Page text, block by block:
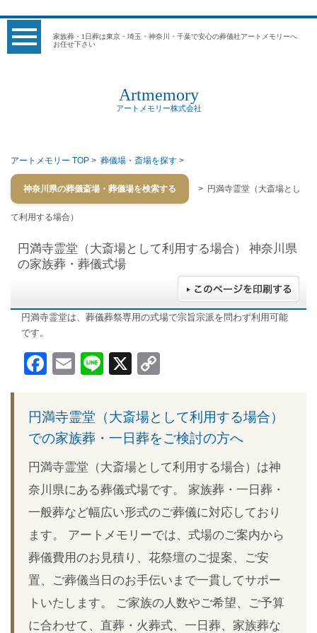
家族葬・1日葬は東京・埼玉・神奈川・千葉で安心の葬儀社アートメモリーへ
お任せ下さい
Artmemory
アートメモリー株式会社
アートメモリー TOP > 葬儀場・斎場を探す >
神奈川県の葬儀斎場・葬儀場を検索する > 円満寺霊堂（大斎場とし
て利用する場合）
円満寺霊堂（大斎場として利用する場合） 神奈川県
の家族葬・葬儀式場
円満寺霊堂は、葬儀葬祭専用の式場で宗旨宗派を問わず利用可能
です。
Facebook
EmailLine
X
円満寺霊堂（大斎場として利用する場合）
での家族葬・一日葬をご検討の方へ
円満寺霊堂（大斎場として利用する場合）は神
奈川県にある葬儀式場です。 家族葬・一日葬・
一般葬など幅広い形式のご葬儀に対応しており
ます。 アートメモリーでは、式場のご案内から
葬儀費用のお見積り、花祭壇のご提案、ご安
置、ご葬儀当日のお手伝いまで一貫してサポー
トいたします。 ご家族の人数やご希望、ご予算
に合わせて、直葬・火葬式、一日葬、家族葬な